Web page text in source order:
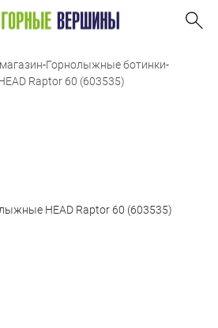
-Горнолыжные ботинки-
Raptor 60 (603535)